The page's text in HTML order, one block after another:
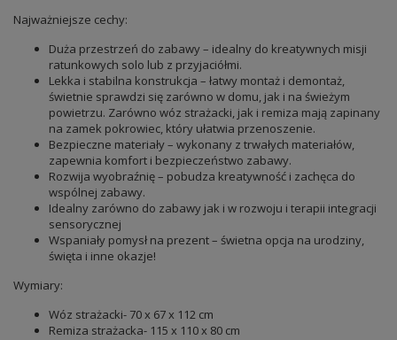
Najważniejsze cechy:
Duża przestrzeń do zabawy – idealny do kreatywnych misji
ratunkowych solo lub z przyjaciółmi.
Lekka i stabilna konstrukcja – łatwy montaż i demontaż,
świetnie sprawdzi się zarówno w domu, jak i na świeżym
powietrzu. Zarówno wóz strażacki, jak i remiza mają zapinany
na zamek pokrowiec, który ułatwia przenoszenie.
Bezpieczne materiały – wykonany z trwałych materiałów,
zapewnia komfort i bezpieczeństwo zabawy.
Rozwija wyobraźnię – pobudza kreatywność i zachęca do
wspólnej zabawy.
Idealny zarówno do zabawy jak i w rozwoju i terapii integracji
sensorycznej
Wspaniały pomysł na prezent – świetna opcja na urodziny,
święta i inne okazje!
Wymiary:
Wóz strażacki- 70 x 67 x 112 cm
Remiza strażacka- 115 x 110 x 80 cm